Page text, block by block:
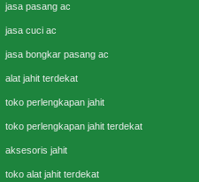
jasa pasang ac
jasa cuci ac
jasa bongkar pasang ac
alat jahit terdekat
toko perlengkapan jahit
toko perlengkapan jahit terdekat
aksesoris jahit
toko alat jahit terdekat